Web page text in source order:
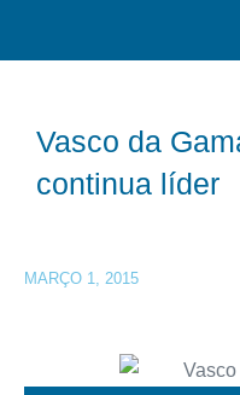
Vasco da
continua líder
MARÇO 1, 2015